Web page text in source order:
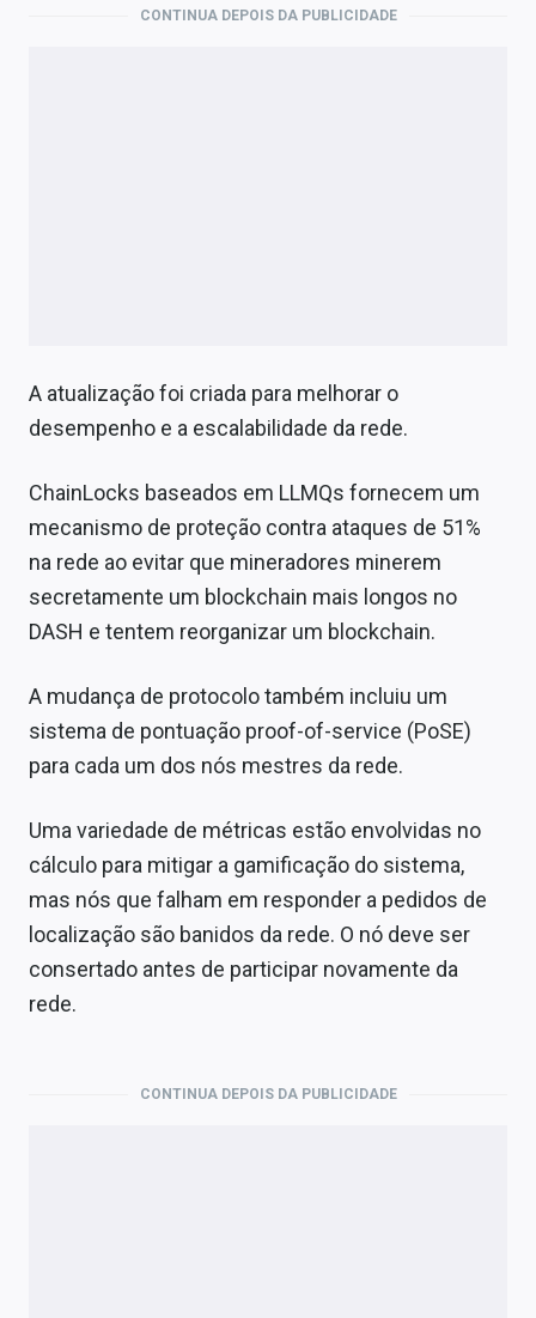
CONTINUA DEPOIS DA PUBLICIDADE
A atualização foi criada para melhorar o
desempenho e a escalabilidade da rede.
ChainLocks baseados em LLMQs fornecem um
mecanismo de proteção contra ataques de 51%
na rede ao evitar que mineradores minerem
secretamente um blockchain mais longos no
DASH e tentem reorganizar um blockchain.
A mudança de protocolo também incluiu um
sistema de pontuação proof-of-service (PoSE)
para cada um dos nós mestres da rede.
Uma variedade de métricas estão envolvidas no
cálculo para mitigar a gamificação do sistema,
mas nós que falham em responder a pedidos de
localização são banidos da rede. O nó deve ser
consertado antes de participar novamente da
rede.
CONTINUA DEPOIS DA PUBLICIDADE